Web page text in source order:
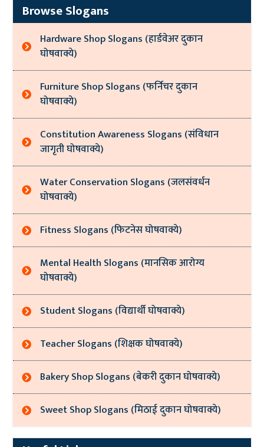
Browse Slogans
Hardware Shop Slogans (हार्डवेअर दुकान
घोषवाक्ये)
Furniture Shop Slogans (फर्निचर दुकान
घोषवाक्ये)
Constitution Awareness Slogans (संविधान
जागृती घोषवाक्ये)
Water Conservation Slogans (जलसंवर्धन
घोषवाक्ये)
Fitness Slogans (फिटनेस घोषवाक्ये)
Mental Health Slogans (मानसिक आरोग्य
घोषवाक्ये)
Student Slogans (विद्यार्थी घोषवाक्ये)
Teacher Slogans (शिक्षक घोषवाक्ये)
Bakery Shop Slogans (बेकरी दुकान घोषवाक्ये)
Sweet Shop Slogans (मिठाई दुकान घोषवाक्ये)